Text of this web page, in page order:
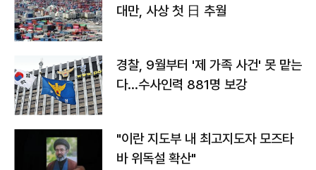
대만, 사상 첫 日 추월
경찰, 9월부터 '제 가족 사건' 못 맡는
다…수사인력 881명 보강
"이란 지도부 내 최고지도자 모즈타
바 위독설 확산"